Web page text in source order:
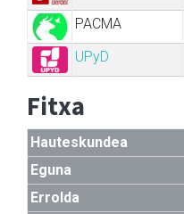
PACMA
UPyD
Fitxa
Hauteskundea
Eguna
Errolda